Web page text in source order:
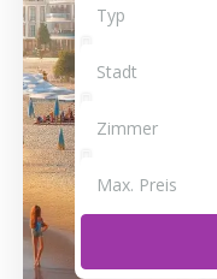
Typ
Stadt
Zimmer
Max. Preis